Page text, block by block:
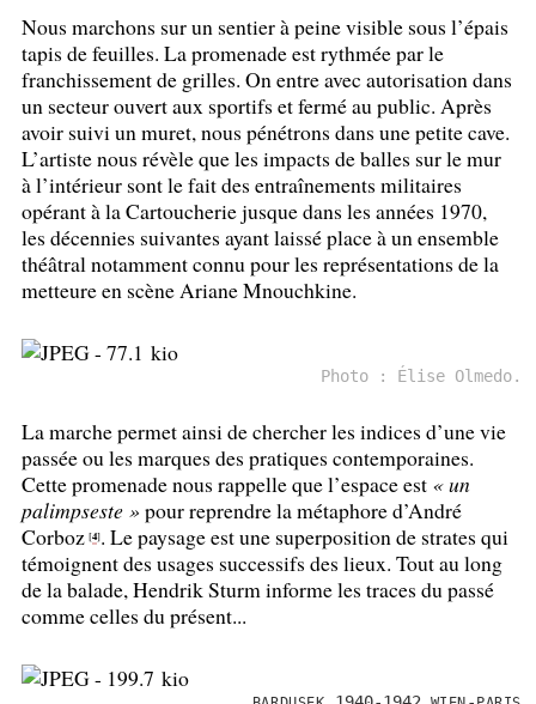
Nous marchons sur un sentier à peine visible sous l’épais
tapis de feuilles. La promenade est rythmée par le
franchissement de grilles. On entre avec autorisation dans
un secteur ouvert aux sportifs et fermé au public. Après
avoir suivi un muret, nous pénétrons dans une petite cave.
L’artiste nous révèle que les impacts de balles sur le mur
à l’intérieur sont le fait des entraînements militaires
opérant à la Cartoucherie jusque dans les années 1970,
les décennies suivantes ayant laissé place à un ensemble
théâtral notamment connu pour les représentations de la
metteure en scène Ariane Mnouchkine.
Photo : Élise Olmedo.
La marche permet ainsi de chercher les indices d’une vie
passée ou les marques des pratiques contemporaines.
Cette promenade nous rappelle que l’espace est « un
palimpseste » pour reprendre la métaphore d’André
Corboz [4]. Le paysage est une superposition de strates qui
témoignent des usages successifs des lieux. Tout au long
de la balade, Hendrik Sturm informe les traces du passé
comme celles du présent...